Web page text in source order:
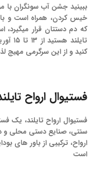
ببینید جشن آب سونگران با
خیس کردن، همراه است و
که دم دستتان قرار میگیرد،
کنید و از این سرگرمی مهیج
فستیوال ارواح
فستیوال ارواح تایلند، یک
سنتی، صنایع دستی محلی و
ارواح، ترکیبی از باور های
است